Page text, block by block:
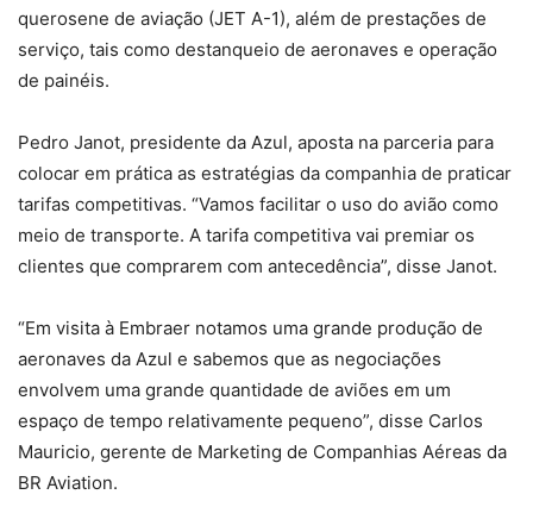
querosene de aviação (JET A-1), além de prestações de
serviço, tais como destanqueio de aeronaves e operação
de painéis.
Pedro Janot, presidente da Azul, aposta na parceria para
colocar em prática as estratégias da companhia de praticar
tarifas competitivas. “Vamos facilitar o uso do avião como
meio de transporte. A tarifa competitiva vai premiar os
clientes que comprarem com antecedência”, disse Janot.
“Em visita à Embraer notamos uma grande produção de
aeronaves da Azul e sabemos que as negociações
envolvem uma grande quantidade de aviões em um
espaço de tempo relativamente pequeno”, disse Carlos
Mauricio, gerente de Marketing de Companhias Aéreas da
BR Aviation.